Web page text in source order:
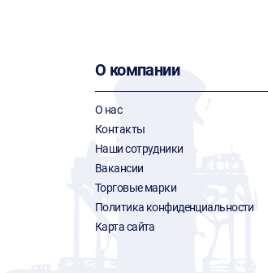
О компании
О нас
Контакты
Наши сотрудники
Вакансии
Торговые марки
Политика конфиденциальности
Карта сайта